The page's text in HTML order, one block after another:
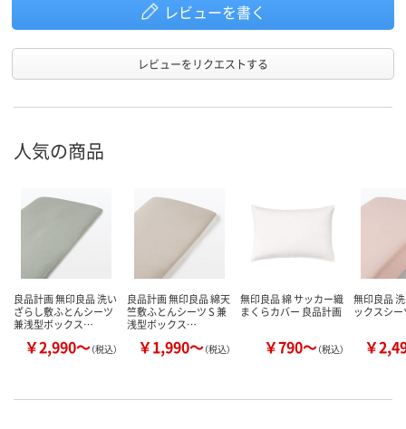
レビューを書く
レビューをリクエストする
人気の商品
良品計画 無印良品 洗い
ざらし敷ふとんシーツ
兼浅型ボックス…
￥2,990～（税込）
良品計画 無印良品 綿天
竺敷ふとんシーツ S 兼
浅型ボックス…
￥1,990～（税込）
無印良品 綿 サッカー織
まくらカバー 良品計画
￥790～（税込）
無印良品
ックスシ
￥